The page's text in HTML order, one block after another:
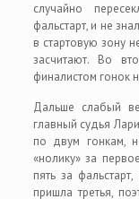
случайно
фальстарт, и не
в стартовую зону
засчитают. Во
финалистом гонок
Дальше слабый
главный судья
по двум гонкам,
«нолику» за
пять за
пришла третья,